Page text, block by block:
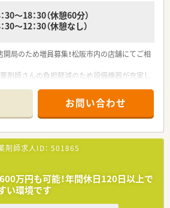
～18：30（休憩60分）
：30（休憩なし）
局のため増員募集！松阪市内の店舗にてご相
剤師さんの負担軽減のため設備機器が充実し
自動錠剤分包機（miuCARREN2）散剤は計量
録し、レセコンはPhama-seedを採用していま
！また、ブランクある方もお気軽にご相談く
る方歓迎いたします。
剤師さんが活躍中！今後の世代を担って頂
ます。
お問い合わせ
剤師求人ID： 501865
万円も可能！年間休日120日以上で
い環境です